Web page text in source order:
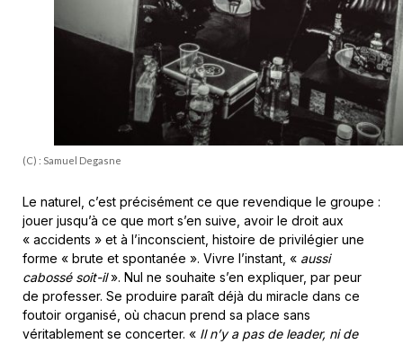
(C) : Samuel Degasne
Le naturel, c’est précisément ce que revendique le groupe :
jouer jusqu’à ce que mort s’en suive, avoir le droit aux
« accidents » et à l’inconscient, histoire de privilégier une
forme « brute et spontanée ». Vivre l’instant, « aussi
cabossé soit-il». Nul ne souhaite s’en expliquer, par peur
de professer. Se produire paraît déjà du miracle dans ce
foutoir organisé, où chacun prend sa place sans
véritablement se concerter. « Il n’y a pas de leader, ni de